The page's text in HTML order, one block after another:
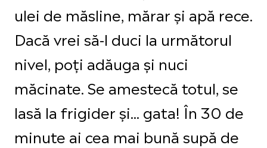
ulei de măsline, mărar și apă rece.
Dacă vrei să-l duci la următorul
nivel, poți adăuga și nuci
măcinate. Se amestecă totul, se
lasă la frigider și... gata! În 30 de
minute ai cea mai bună supă de